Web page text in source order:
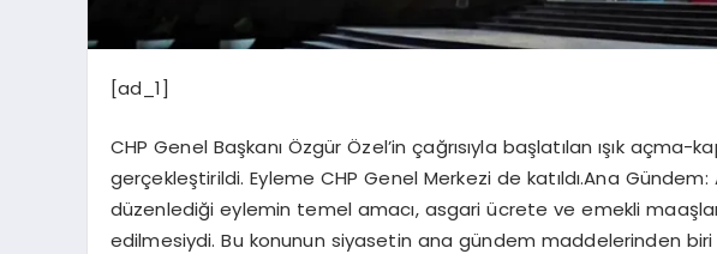
[ad_1]
CHP Genel Başkanı Özgür Özel’in çağrısıyla başlatılan ışık
gerçekleştirildi. Eyleme CHP Genel Merkezi de katıldı.Ana Gündem:
düzenlediği eylemin temel amacı, asgari ücrete ve emekli
edilmesiydi. Bu konunun siyasetin ana gündem maddelerinden